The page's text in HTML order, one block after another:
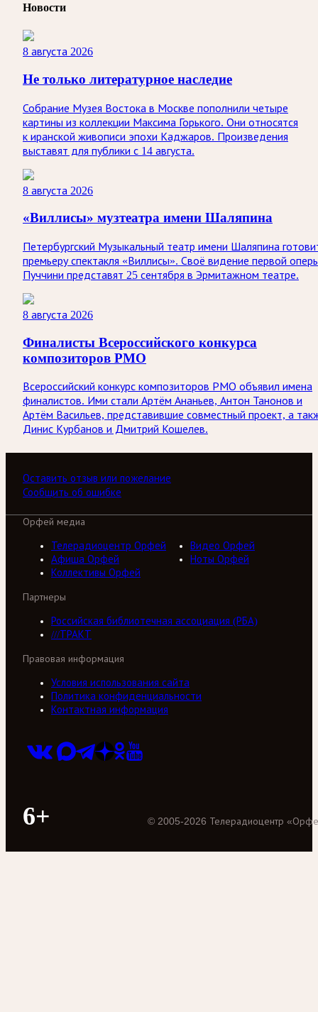
Новости
8 августа 2026
Не только литературное наследие
Собрание Музея Востока в Москве пополнили четыре
картины из коллекции Максима Горького. Они относятся
к иранской живописи эпохи Каджаров. Произведения
выставят для публики с 14 августа.
8 августа 2026
«Виллисы» музтеатра имени Шаляпина
Петербургский Музыкальный театр имени Шаляпина
премьеру спектакля «Виллисы». Своё видение первой
Пуччини представят 25 сентября в Эрмитажном театре.
8 августа 2026
Финалисты Всероссийского конкурса
композиторов РМО
Всероссийский конкурс композиторов РМО объявил имена
финалистов. Ими стали Артём Ананьев, Антон Танонов и
Артём Васильев, представившие совместный проект, а
Динис Курбанов и Дмитрий Кошелев.
Оставить отзыв или пожелание
Сообщить об ошибке
Орфей медиа
Телерадиоцентр Орфей
Видео Орфей
Афиша Орфей
Ноты Орфей
Коллективы Орфей
Партнеры
Российская библиотечная ассоциация (РБА)
///ТРАКТ
Правовая информация
Условия использования сайта
Политика конфиденциальности
Контактная информация
6+ © 2005-2026 Телерадиоцентр